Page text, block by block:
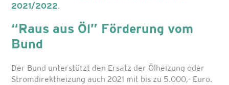
2021/2022.
“Raus aus Öl” Förderung vom
Bund
Der Bund unterstützt den Ersatz der Ölheizung oder
Stromdirektheizung auch 2021 mit bis zu 5.000,- Euro.